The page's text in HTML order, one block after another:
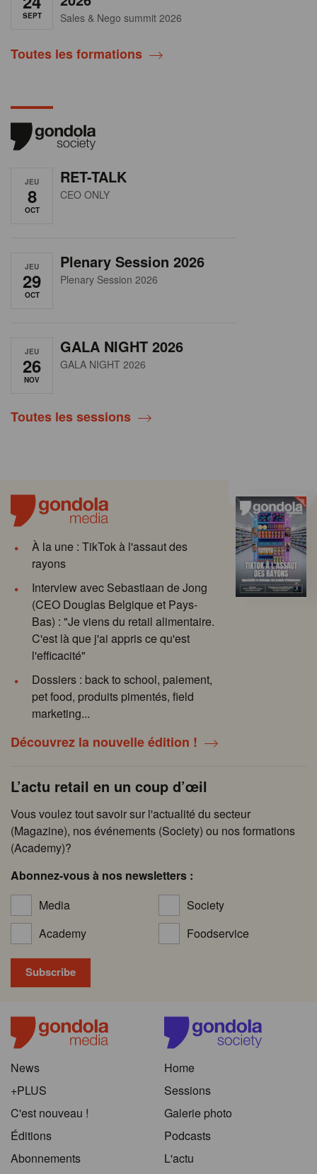
SEPT Sales & Nego summit 2026
Toutes les formations
JEU
8
OCT
RET-TALK
CEO ONLY
JEU
29
OCT
Plenary Session 2026
Plenary Session 2026
JEU
26
NOV
GALA NIGHT 2026
GALA NIGHT 2026
Toutes les sessions
À la une : TikTok à l'assaut des
rayons
Interview avec Sebastiaan de Jong
(CEO Douglas Belgique et Pays-
Bas) : "Je viens du retail alimentaire.
C'est là que j'ai appris ce qu'est
l'efficacité"
Dossiers : back to school, paiement,
pet food, produits pimentés, field
marketing...
Découvrez la nouvelle édition !
L’actu retail en un coup d’œil
Vous voulez tout savoir sur l'actualité du secteur
(Magazine), nos événements (Society) ou nos formations
(Academy)?
Abonnez-vous à nos newsletters :
Media
Society
Academy
Foodservice
News
+PLUS
C'est nouveau !
Éditions
Abonnements
Home
Sessions
Galerie photo
Podcasts
L'actu